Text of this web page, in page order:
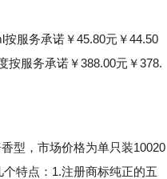
服务承诺￥45.80元￥44.50
按服务承诺￥388.00元￥378.
型，市场价格为单只装10020
特点：1.注册商标纯正的五